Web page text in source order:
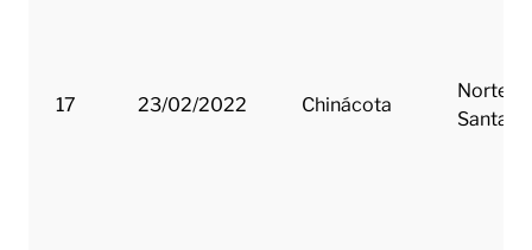
17 23/02/2022 Chinácota
Norte